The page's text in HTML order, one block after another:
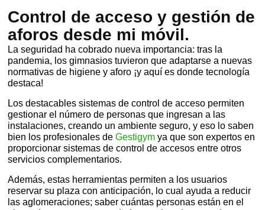
Control de acceso y gestión de
aforos desde mi móvil.
La seguridad ha cobrado nueva importancia: tras la
pandemia, los gimnasios tuvieron que adaptarse a nuevas
normativas de higiene y aforo ¡y aquí es donde tecnología
destaca!
Los destacables sistemas de control de acceso permiten
gestionar el número de personas que ingresan a las
instalaciones, creando un ambiente seguro, y eso lo saben
bien los profesionales deGestigym ya que son expertos en
proporcionar sistemas de control de accesos entre otros
servicios complementarios.
Además, estas herramientas permiten a los usuarios
reservar su plaza con anticipación, lo cual ayuda a reducir
las aglomeraciones; saber cuántas personas están en el